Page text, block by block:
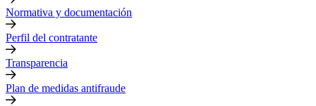
Normativa y documentación
Perfil del contratante
Transparencia
Plan de medidas antifraude